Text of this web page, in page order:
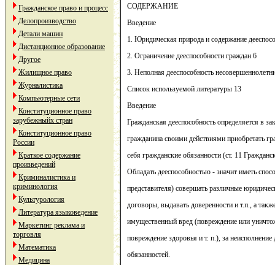
Гражданское право и процесс
Делопроизводство
Детали машин
Дистанционное образование
Другое
Жилищное право
Журналистика
Компьютерные сети
Конституционное право
зарубежныйх стран
Конституционное право
России
Краткое содержание
произведений
Криминалистика и
криминология
Культурология
Литература языковедение
Маркетинг реклама и
торговля
Математика
Медицина
СОДЕРЖАНИЕ
Введение
1. Юридическая природа и содержание
2. Ограничение дееспособности граждан 6
3. Неполная дееспособность
Список используемой литературы 13
Введение
Гражданская дееспособность определяется в
гражданина своими действиями приобретать
себя гражданские обязанности (ст. 11
Обладать дееспособностью - значит иметь
представителя) совершать различные
договоры, выдавать доверенности и т.п., а
имущественный вред (повреждение или
повреждение здоровья и т. п.), за
обязанностей.